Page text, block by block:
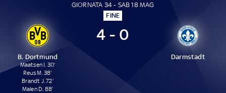
GIORNATA 34 - SAB 18 MAG
FINE
B. Dortmund
Maatsen I. 30'
Reus M. 38'
Brandt J. 72'
Malen D. 88'
4 - 0
Darmstadt